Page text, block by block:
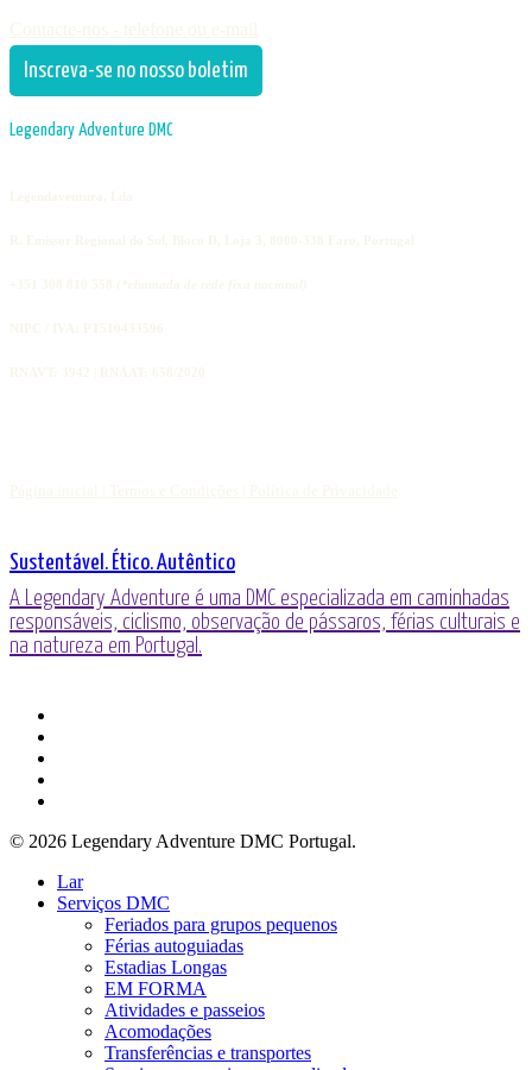
Inscreva-se no nosso boletim
Legendary Adventure DMC
Sustentável. Ético. Autêntico
A Legendary Adventure é uma DMC especializada em caminhadas
responsáveis, ciclismo, observação de pássaros, férias culturais e
na natureza em Portugal.
© 2026 Legendary Adventure DMC Portugal.
Fechar
Menu
Lar
Serviços DMC
Feriados para grupos pequenos
Férias autoguiadas
Estadias Longas
EM FORMA
Atividades e passeios
Acomodações
Transferências e transportes